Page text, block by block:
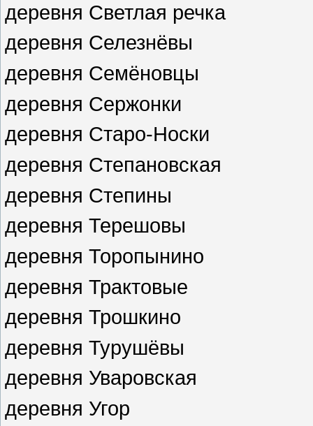
деревня Светлая речка
деревня Селезнёвы
деревня Семёновцы
деревня Сержонки
деревня Старо-Носки
деревня Степановская
деревня Степины
деревня Терешовы
деревня Торопынино
деревня Трактовые
деревня Трошкино
деревня Турушёвы
деревня Уваровская
деревня Угор